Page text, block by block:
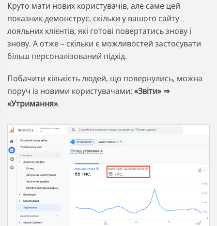
Круто мати нових користувачів, але саме цей
показник демонструє, скільки у вашого сайту
лояльних клієнтів, які готові повертатись знову і
знову. А отже – скільки є можливостей застосувати
більш персоналізований підхід.
Побачити кількість людей, що повернулись, можна
поруч із новими користувачами: «Звіти» ⇒
«Утримання».